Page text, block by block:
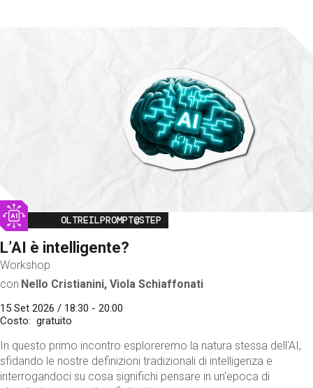
Image
OLTREILPROMPT@STEP
L’AI è intelligente?
Workshop
con Nello Cristianini, Viola Schiaffonati
15 Set 2026 / 18:30 - 20:00
Costo
gratuito
In questo primo incontro esploreremo la natura stessa dell'AI,
sfidando le nostre definizioni tradizionali di intelligenza e
interrogandoci su cosa significhi pensare in un'epoca di